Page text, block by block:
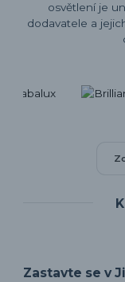
osvětlení je
dodavatele a
Zastavte se v